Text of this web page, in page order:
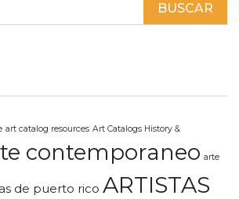
art catalog resources Art Catalogs History &
contemporaneo arte
de puerto rico ARTISTAS